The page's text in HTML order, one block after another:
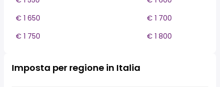
€ 1 650
€ 1 700
€ 1 750
€ 1 800
Imposta per regione in Italia